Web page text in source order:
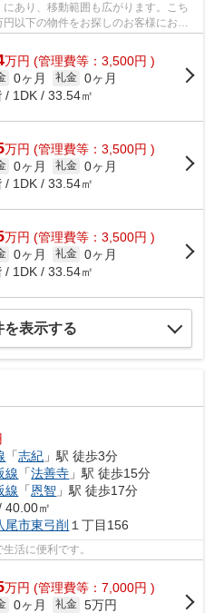
あり、移動範囲も広がります。こち
以下の物件をお探しのお客様におす
万円 (管理費等：3,500円 )
0ヶ月 礼金 0ヶ月
/ 1DK / 33.54㎡
万円 (管理費等：3,500円 )
0ヶ月 礼金 0ヶ月
/ 1DK / 33.54㎡
万円 (管理費等：3,500円 )
0ヶ月 礼金 0ヶ月
/ 1DK / 33.54㎡
を表示する
「志紀 」駅 徒歩3分
線 「法善寺 」駅 徒歩15分
線 「恩智 」駅 徒歩17分
40.00㎡
尾市東弓削 １丁目156
活に便利です。
万円 (管理費等：7,000円 )
0ヶ月 礼金 5万円